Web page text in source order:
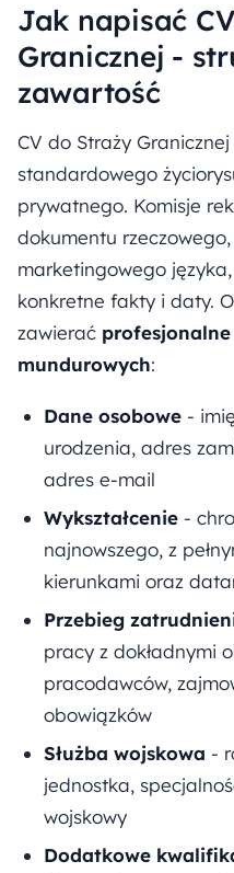
Jak napisać
Granicznej -
zawartość
CV do Straży
standardowego
prywatnego. Komisje
dokumentu
marketingowego
konkretne fakty i daty.
zawierać profesjonalne
mundurowych:
Dane osobowe -
urodzenia, adres
adres e-mail
Wykształcenie -
najnowszego, z
kierunkami oraz
Przebieg
pracy z dokładnymi
pracodawców,
obowiązków
Służba wojskowa -
jednostka,
wojskowy
Dodatkowe